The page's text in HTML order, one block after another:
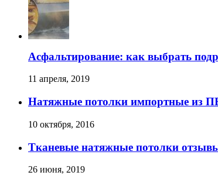
Асфальтирование: как выбрать
11 апреля, 2019
Натяжные потолки импортные из
10 октября, 2016
Тканевые натяжные потолки
26 июня, 2019